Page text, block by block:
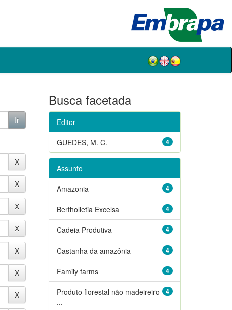
Busca facetada
Editor
4
GUEDES, M. C.
Assunto
4
Amazonia
4
Bertholletia Excelsa
4
Cadeia Produtiva
4
Castanha da amazônia
4
Family farms
4
Produto florestal não madeireiro
...